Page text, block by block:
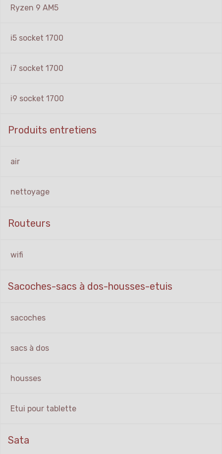
Ryzen 9 AM5
i5 socket 1700
i7 socket 1700
i9 socket 1700
Produits entretiens
air
nettoyage
Routeurs
wifi
Sacoches-sacs à dos-housses-etuis
sacoches
sacs à dos
housses
Etui pour tablette
Sata